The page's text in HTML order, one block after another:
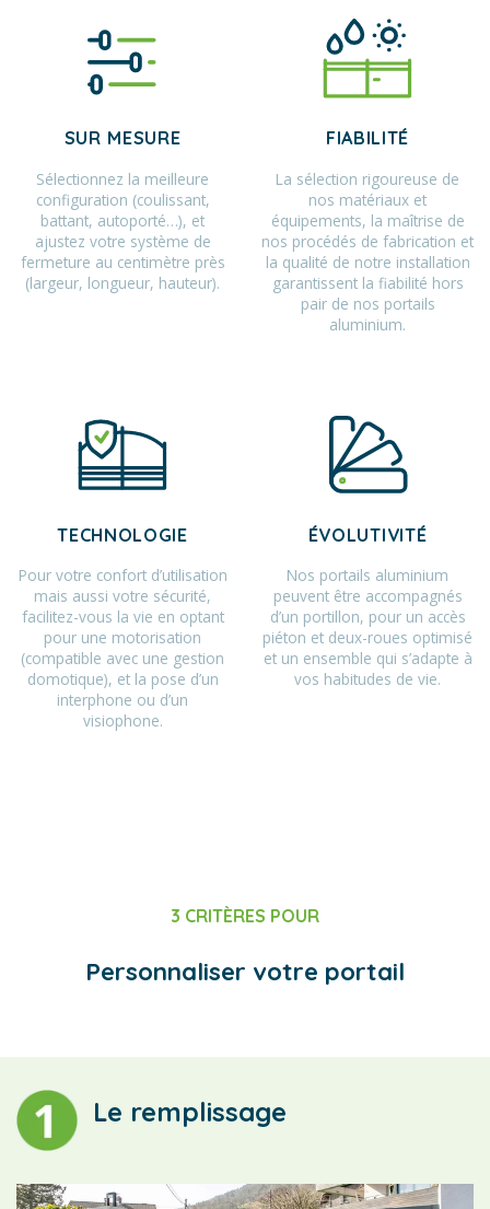
SUR MESURE
Sélectionnez la meilleure
configuration (coulissant,
battant, autoporté…), et
ajustez votre système de
fermeture au centimètre près
(largeur, longueur, hauteur).
FIABILITÉ
La sélection rigoureuse de
nos matériaux et
équipements, la maîtrise de
nos procédés de fabrication et
la qualité de notre installation
garantissent la fiabilité hors
pair de nos portails
aluminium.
TECHNOLOGIE
Pour votre confort d’utilisation
mais aussi votre sécurité,
facilitez-vous la vie en optant
pour une motorisation
(compatible avec une gestion
domotique), et la pose d’un
interphone ou d’un
visiophone.
ÉVOLUTIVITÉ
Nos portails aluminium
peuvent être accompagnés
d’un portillon, pour un accès
piéton et deux-roues optimisé
et un ensemble qui s’adapte à
vos habitudes de vie.
3 CRITÈRES POUR
Personnaliser votre portail
Le remplissage